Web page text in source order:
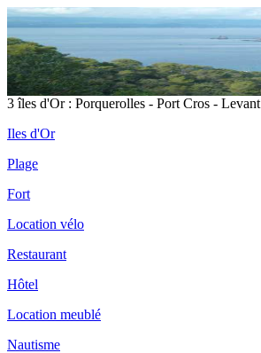
3 îles d'Or : Porquerolles - Port Cros - Levant
Iles d'Or
Plage
Fort
Location vélo
Restaurant
Hôtel
Location meublé
Nautisme